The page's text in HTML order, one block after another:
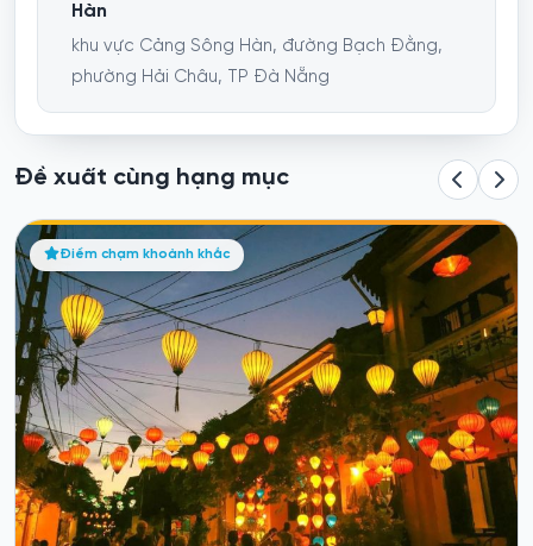
Hàn
khu vực Cảng Sông Hàn, đường Bạch Đằng,
phường Hải Châu, TP Đà Nẵng
Đề xuất cùng hạng mục
Điểm chạm khoảnh khắc
Reply 1988 Cafe
20 Lê Hồng Phong, Hải Châu, Đà Nẵng 550000
Nằm giữa lòng Đà Nẵng, quán cà phê Reply 1988 như một cỗ máy
thời gian,...